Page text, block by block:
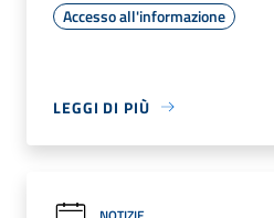
Accesso all'informazione
LEGGI DI PIÙ